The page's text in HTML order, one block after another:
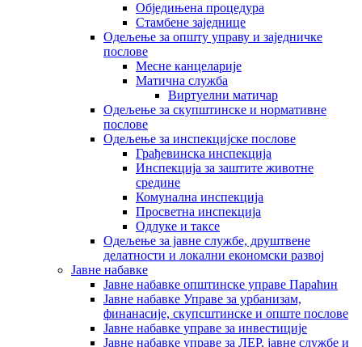
Обједињена процедура
Стамбене заједнице
Oдељење за општу управу и заједничке
послове
Месне канцеларије
Матична служба
Виртуелни матичар
Одељење за скупштинске и нормативне
послове
Одељење за инспекцијске послове
Грађевинска инспекција
Инспекција за заштите животне
средине
Комунална инспекција
Просветна инспекција
Одлуке и таксе
Одељење за јавне службе, друштвене
делатности и локални економски развој
Јавне набавке
Јавне набавке општинске управе Параћин
Јавне набавке Управе за урбанизам,
финанасије, скупсштинске и опште послове
Јавне набавке управе за инвестиције
Јавне набавке управе за ЛЕР, јавне службе и